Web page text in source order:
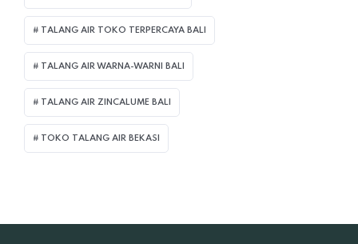
TALANG AIR TOKO TERPERCAYA BALI
TALANG AIR WARNA-WARNI BALI
TALANG AIR ZINCALUME BALI
TOKO TALANG AIR BEKASI